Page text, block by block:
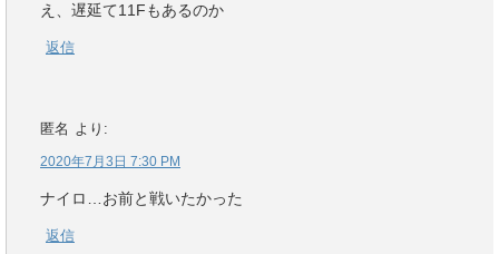
え、遅延て11Fもあるのか
返信
匿名 より:
2020年7月3日 7:30 PM
ナイロ…お前と戦いたかった
返信